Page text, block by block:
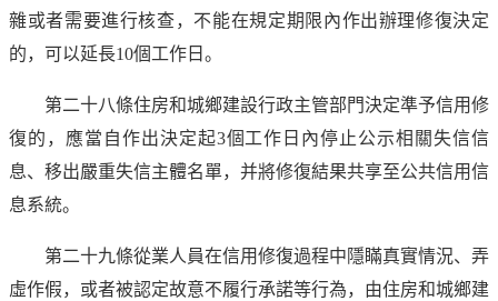
雜或者需要進行核查，不能在規定期限內作出辦理修復決定
的，可以延長10個工作日。
第二十八條住房和城鄉建設行政主管部門決定準予信用修
復的，應當自作出決定起3個工作日內停止公示相關失信信
息、移出嚴重失信主體名單，并將修復結果共享至公共信用信
息系統。
第二十九條從業人員在信用修復過程中隱瞞真實情況、弄
虛作假，或者被認定故意不履行承諾等行為，由住房和城鄉建